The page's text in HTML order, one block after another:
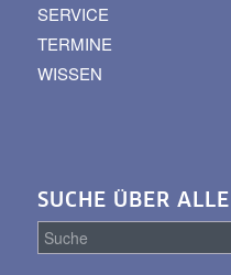
SERVICE
TERMINE
WISSEN
SUCHE ÜBER